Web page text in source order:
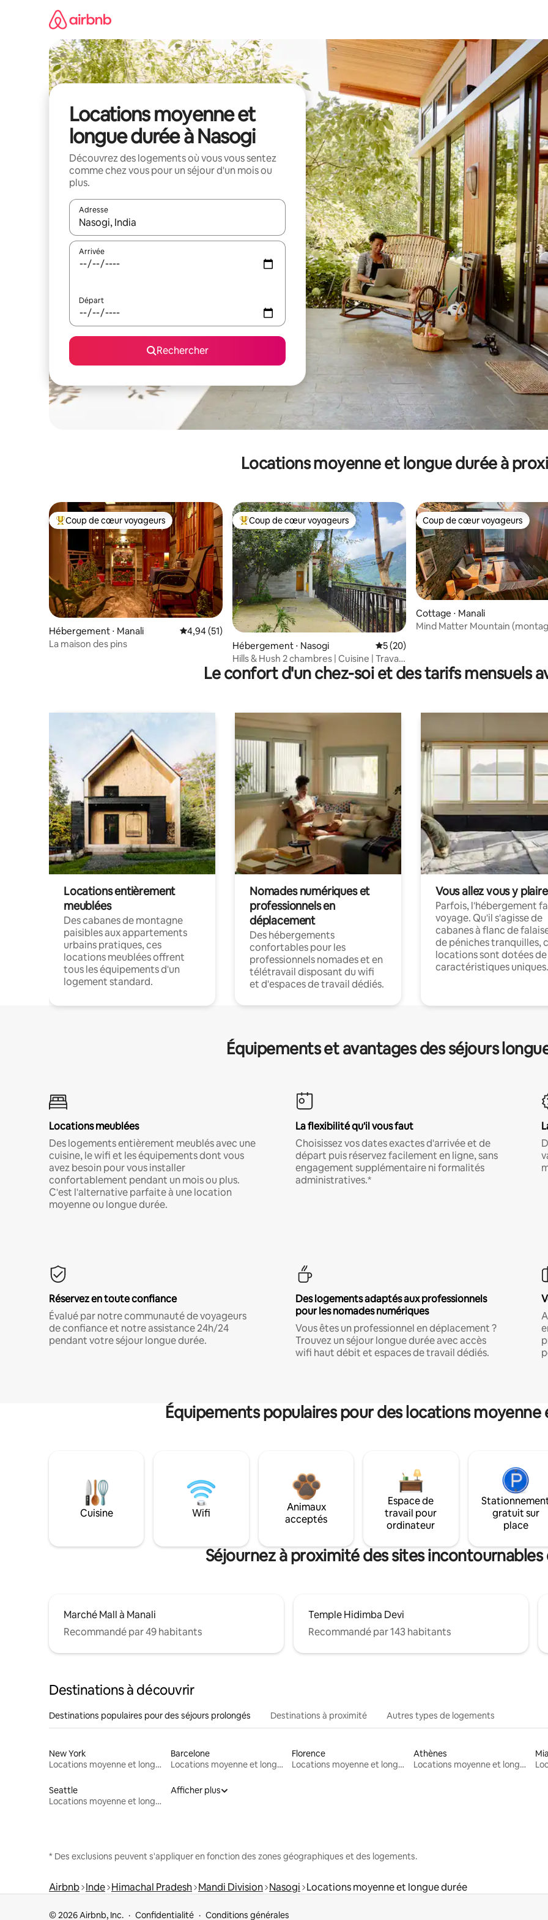
Locations moyenne et
longue durée à Nasogi
Découvrez des logements où vous vous sentez
comme chez vous pour un séjour d'un mois ou
plus.
Adresse
Lorsque les résultats s'affichent, utilisez les flèches vers le haut et vers le bas pour les parcourir ou en appuyant et en
Arrivée
Départ
Rechercher
Locations moyenne et longue durée à
Coups de cœur voyageurs les plus appréciés
Coup de cœur voyageurs
Hébergement ⋅ Manali Évaluation moyenne sur la base de 51 commentaires : 4,94 sur 5
4,94 (51)
La maison des pins
Coups de cœur voyageurs les plus appréciés
Coup de cœur voyageurs
Hébergement ⋅ Nasogi Évaluation moyenne sur la base de 20
5 (20)
Hills & Hush 2 chambres | Cuisine | Travail
à distance | Vues
Coup de cœur voyageurs
Coup de cœur voyageurs
Cottage ⋅ Manali
Mind Matter Mountain
Le confort d'un chez-soi et des tarifs mensuels
Locations entièrement
meublées
Des cabanes de montagne
paisibles aux appartements
urbains pratiques, ces
locations meublées offrent
tous les équipements d'un
logement standard.
Nomades numériques et
professionnels en
déplacement
Des hébergements
confortables pour les
professionnels nomades et en
télétravail disposant du wifi
et d'espaces de travail dédiés.
Vous allez vous y plaire
Parfois, l'hébergement
voyage. Qu'il s'agisse de
cabanes à flanc de
de péniches tranquilles,
locations sont dotées de
caractéristiques uniques.
Équipements et avantages des séjours
Locations meublées
Des logements entièrement meublés avec une
cuisine, le wifi et les équipements dont vous
avez besoin pour vous installer
confortablement pendant un mois ou plus.
C'est l'alternative parfaite à une location
moyenne ou longue durée.
La flexibilité qu'il vous faut
Choisissez vos dates exactes d'arrivée et de
départ puis réservez facilement en ligne, sans
engagement supplémentaire ni formalités
administratives.*
Réservez en toute confiance
Évalué par notre communauté de voyageurs
de confiance et notre assistance 24h/24
pendant votre séjour longue durée.
Des logements adaptés aux professionnels
pour les nomades numériques
Vous êtes un professionnel en déplacement ?
Trouvez un séjour longue durée avec accès
wifi haut débit et espaces de travail dédiés.
Équipements populaires pour des locations
Cuisine Wifi
Animaux
acceptés
Espace de
travail pour
ordinateur
gratuit sur
place
Séjournez à proximité des sites incontournables
Marché Mall à Manali
Recommandé par 49 habitants
Temple Hidimba Devi
Recommandé par 143 habitants
Destinations à découvrir
Destinations populaires pour des séjours prolongés Destinations à proximité Autres types de logements
New York
Locations moyenne et longue durée
Barcelone
Locations moyenne et longue durée
Florence
Locations moyenne et longue durée
Athènes
Locations moyenne et longue durée
Seattle
Locations moyenne et longue durée
Afficher plus
* Des exclusions peuvent s'appliquer en fonction des zones géographiques et des logements.
Airbnb Inde Himachal Pradesh Mandi Division Nasogi Locations moyenne et longue durée
© 2026 Airbnb, Inc. Confidentialité Conditions générales